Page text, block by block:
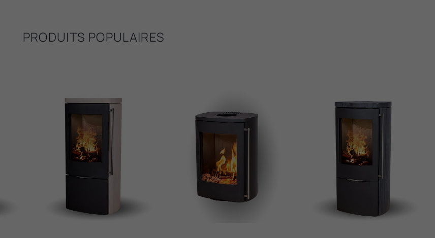
PRODUITS POPULAIRES